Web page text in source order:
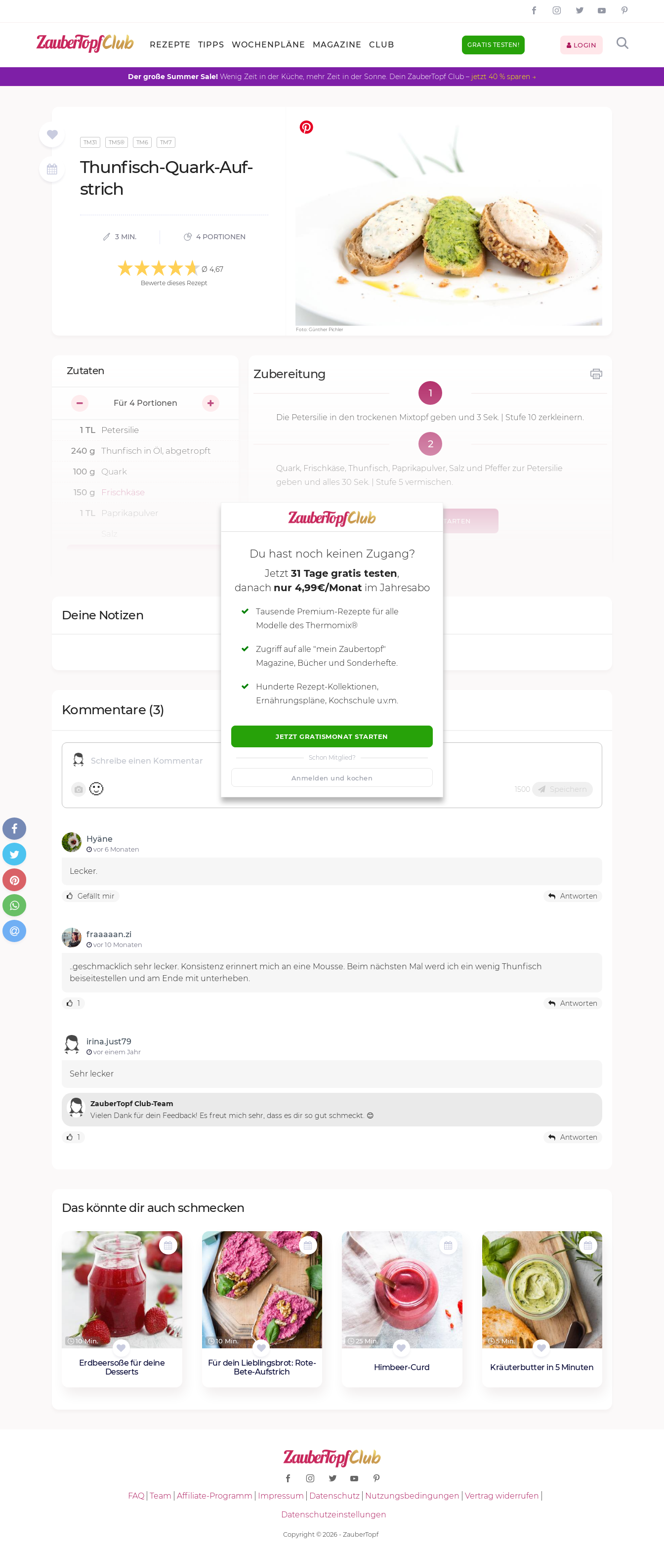
REZEPTE TIPPS WOCHENPLÄNE MAGAZINE CLUB GRATIS TESTEN! LOGIN
Der große Summer Sale! Wenig Zeit in der Küche, mehr Zeit in der Sonne. Dein ZauberTopf Club – jetzt 40 % sparen →
Foto: Günther Pichler
TM31 TM5® TM6 TM7
Thun­fisch-Quark-Auf­
strich
3 MIN. 4 PORTIONEN
Ø 4,67
Bewerte dieses Rezept
Zubereitung
1
Die Petersilie in den trockenen Mixtopf geben und 3 Sek. | Stufe 10 zerkleinern.
2
Quark, Frischkäse, Thunfisch, Paprikapulver, Salz und Pfeffer zur Petersilie
geben und alles 30 Sek. Stufe 5 vermischen.
KOCHMODUS STARTEN
Zutaten
Für 4Portionen
1 TL Petersilie
240 g Thunfisch in Öl, abgetropft
100 g Quark
150 g Frischkäse
1 TL Paprikapulver
Deine Notizen
SCHREIBE NEUE NOTIZ
Du hast noch keinen Zugang?
Jetzt 31 Tage gratis testen,
danach nur 4,99€/Monat im Jahresabo
Tausende Premium-Rezepte für alle
Modelle des Thermomix®
Zugriff auf alle "mein Zaubertopf"
Magazine, Bücher und Sonderhefte.
Hunderte Rezept-Kollektionen,
Ernährungspläne, Kochschule u.v.m.
JETZT GRATISMONAT STARTEN
Schon Mitglied?
Anmelden und kochen
Kommentare (3)
🙂 1500 Speichern
Hyäne
vor 6 Monaten
Lecker.
Gefällt mir Antworten
fraaaaan.zi
vor 10 Monaten
..geschmacklich sehr lecker. Konsistenz erinnert mich an eine Mousse. Beim nächsten Mal werd ich ein wenig Thunfisch
beiseitestellen und am Ende mit unterheben.
1 Antworten
irina.just79
vor einem Jahr
Sehr lecker
ZauberTopf Club-Team
Vielen Dank für dein Feedback! Es freut mich sehr, dass es dir so gut schmeckt. 😊
1 Antworten
Das könnte dir auch schmecken
10 Min.
Erdbeersoße für deine
Desserts
10 Min.
Für dein Lieblingsbrot: Rote-
Bete-Aufstrich
25 Min.
Himbeer-Curd
5 Min.
Kräuterbutter in 5 Minuten
FAQ Team Affiliate-Programm Impressum Datenschutz Nutzungsbedingungen
Vertrag widerrufen
Datenschutzeinstellungen
Copyright © 2026 - ZauberTopf